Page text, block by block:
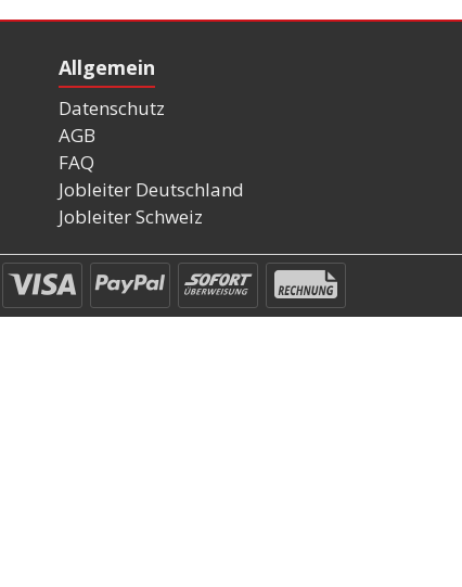
Allgemein
Datenschutz
AGB
FAQ
Jobleiter Deutschland
Jobleiter Schweiz